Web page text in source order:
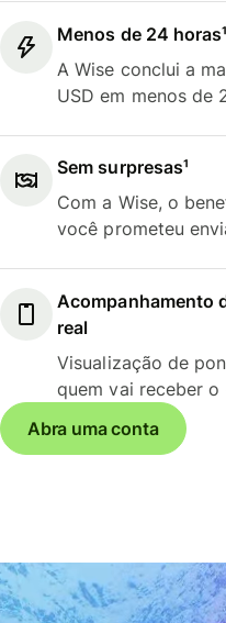
Menos de 24 horas¹
A Wise conclui a
USD em menos de
Sem surpresas¹
Com a Wise, o
você prometeu
Acompanhamento
real
Visualização de
quem vai receber o
Abra uma conta